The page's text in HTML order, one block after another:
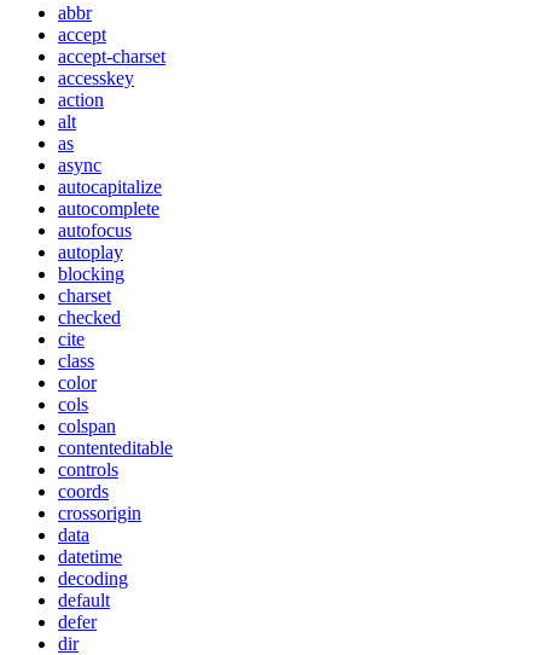
abbr
accept
accept-charset
accesskey
action
alt
as
async
autocapitalize
autocomplete
autofocus
autoplay
blocking
charset
checked
cite
class
color
cols
colspan
contenteditable
controls
coords
crossorigin
data
datetime
decoding
default
defer
dir